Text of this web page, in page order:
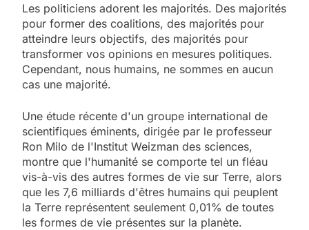
Les politiciens adorent les majorités. Des majorités
pour former des coalitions, des majorités pour
atteindre leurs objectifs, des majorités pour
transformer vos opinions en mesures politiques.
Cependant, nous humains, ne sommes en aucun
cas une majorité.
Une étude récente d'un groupe international de
scientifiques éminents, dirigée par le professeur
Ron Milo de l'Institut Weizman des sciences,
montre que l'humanité se comporte tel un fléau
vis-à-vis des autres formes de vie sur Terre, alors
que les 7,6 milliards d'êtres humains qui peuplent
la Terre représentent seulement 0,01% de toutes
les formes de vie présentes sur la planète.